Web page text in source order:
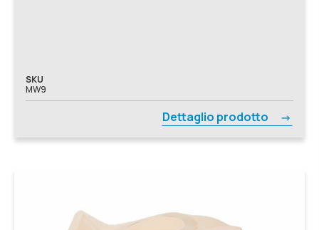
SKU
MW9
Dettaglio prodotto